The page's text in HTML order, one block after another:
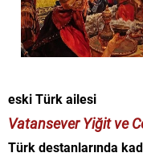
eski Türk ailesi
Vatansever Yiğit ve
Türk destanlarında